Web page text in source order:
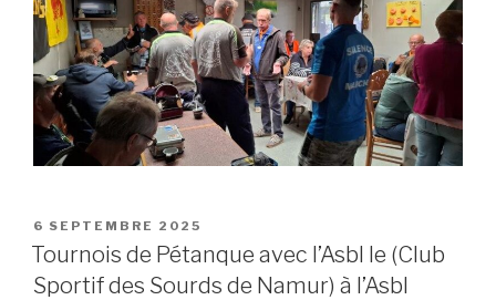
POSTED
ON
6 SEPTEMBRE 2025
Tournois de Pétanque avec l’Asbl le (Club
Sportif des Sourds de Namur) à l’Asbl